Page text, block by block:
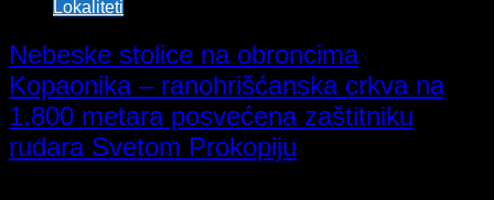
Lokaliteti
Nebeske stolice na obroncima
Kopaonika – ranohrišćanska crkva na
1.800 metara posvećena zaštitniku
rudara Svetom Prokopiju